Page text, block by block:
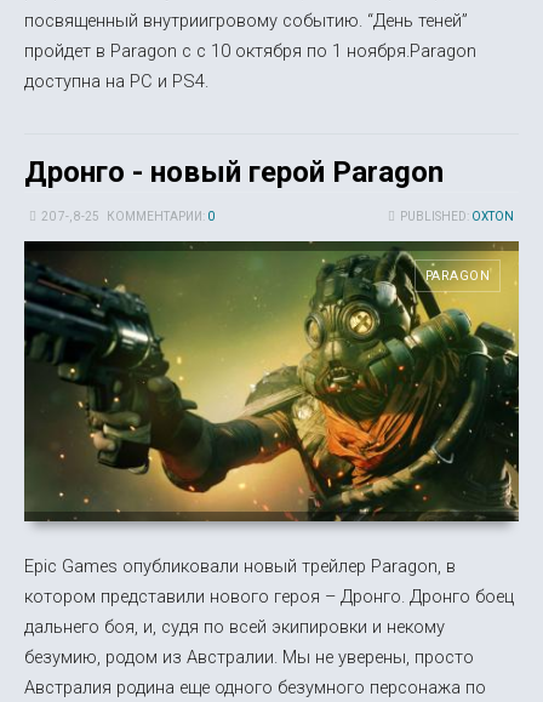
посвященный внутриигровому событию. “День теней”
пройдет в Paragon с с 10 октября по 1 ноября.Paragon
доступна на PC и PS4.
Дронго - новый герой Paragon
PUBLISHED: OXTON
20 7-, 8-25 КОММЕНТАРИИ: 0
PARAGON
Epic Games опубликовали новый трейлер Paragon, в
котором представили нового героя – Дронго. Дронго боец
дальнего боя, и, судя по всей экипировки и некому
безумию, родом из Австралии. Мы не уверены, просто
Австралия родина еще одного безумного персонажа по